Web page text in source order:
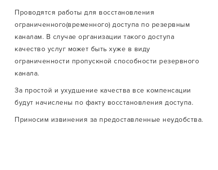
Проводятся работы для восстановления
ограниченного(временного) доступа по резервным
каналам. В случае организации такого доступа
качество услуг может быть хуже в виду
ограниченности пропускной способности резервного
канала.
За простой и ухудшение качества все компенсации
будут начислены по факту восстановления доступа.
Приносим извинения за предоставленные неудобства.